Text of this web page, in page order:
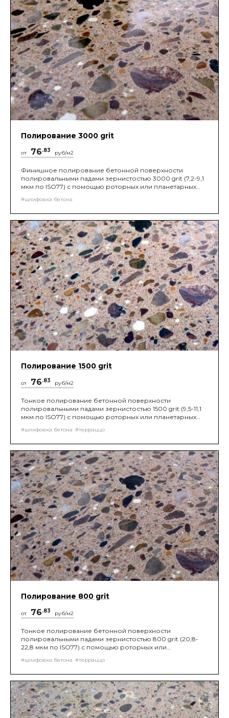
Полирование 3000 grit
от 76.83 руб/м2
Финишное полирование бетонной поверхности
полировальными падами зернистостью 3000 grit (7,2-9,1
мкм по ISO77) с помощью роторных или планетарных
шероховатости поверхности.
#шлифовка бетона
Полирование 1500 grit
от 76.83 руб/м2
Тонкое полирование бетонной поверхности
полировальными падами зернистостью 1500 grit (9,5-11,1
мкм по ISO77) с помощью роторных или планетарных
шероховатости поверхности.
#шлифовка бетона #терраццо
Полирование 800 grit
от 76.83 руб/м2
Тонкое полирование бетонной поверхности
полировальными падами зернистостью 800 grit (20,8-
22,8 мкм по ISO77) с помощью роторных или
нужной шероховатости поверхности.
#шлифовка бетона #терраццо